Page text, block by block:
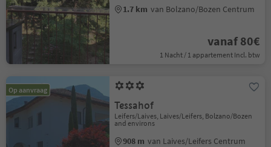
1.7 km van Bolzano/Bozen Centrum
vanaf 80€
1 Nacht / 1 appartement Incl. btw
Op aanvraag
Tessahof
Leifers/Laives, Laives/Leifers, Bolzano/Bozen
and environs
908 m van Laives/Leifers Centrum